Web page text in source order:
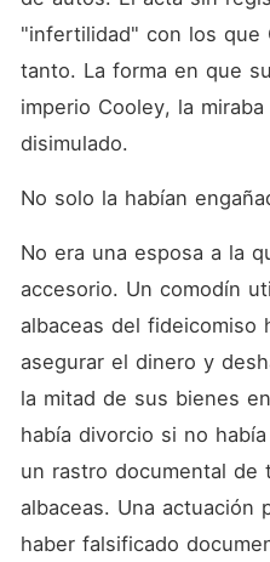
"infertilidad" con los que
tanto. La forma en que
imperio Cooley, la
disimulado.
No solo la habían
No era una esposa a la
accesorio. Un comodín
albaceas del fideicomiso
asegurar el dinero y
la mitad de sus bienes
había divorcio si no
un rastro documental de
albaceas. Una actuación
haber falsificado